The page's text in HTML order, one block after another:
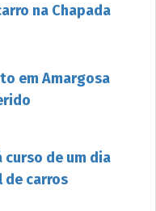
na Chapada
em Amargosa
de um dia
de carros